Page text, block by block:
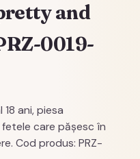
and
0019-
ani, piesa
care pășesc în
Cod produs: PRZ-